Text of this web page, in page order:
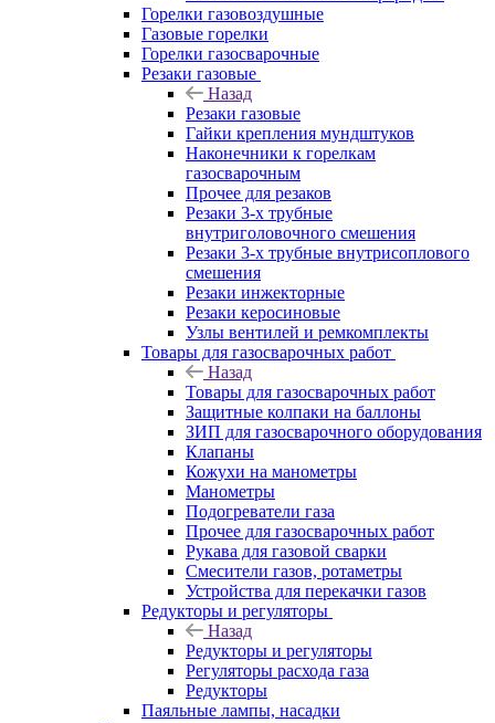
Горелки газовоздушные
Газовые горелки
Горелки газосварочные
Резаки газовые
Назад
Резаки газовые
Гайки крепления мундштуков
Наконечники к горелкам
газосварочным
Прочее для резаков
Резаки 3-х трубные
внутриголовочного смешения
Резаки 3-х трубные внутрисоплового
смешения
Резаки инжекторные
Резаки керосиновые
Узлы вентилей и ремкомплекты
Товары для газосварочных работ
Назад
Товары для газосварочных работ
Защитные колпаки на баллоны
ЗИП для газосварочного оборудования
Клапаны
Кожухи на манометры
Манометры
Подогреватели газа
Прочее для газосварочных работ
Рукава для газовой сварки
Смесители газов, ротаметры
Устройства для перекачки газов
Редукторы и регуляторы
Назад
Редукторы и регуляторы
Регуляторы расхода газа
Редукторы
Паяльные лампы, насадки